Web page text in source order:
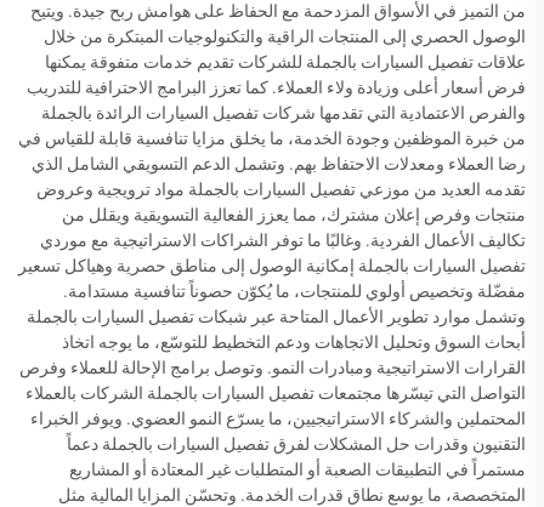
من التميز في الأسواق المزدحمة مع الحفاظ على هوامش ربح جيدة. ويتيح
الوصول الحصري إلى المنتجات الراقية والتكنولوجيات المبتكرة من خلال
علاقات تفصيل السيارات بالجملة للشركات تقديم خدمات متفوقة يمكنها
فرض أسعار أعلى وزيادة ولاء العملاء. كما تعزز البرامج الاحترافية للتدريب
والفرص الاعتمادية التي تقدمها شركات تفصيل السيارات الرائدة بالجملة
من خبرة الموظفين وجودة الخدمة، ما يخلق مزايا تنافسية قابلة للقياس في
رضا العملاء ومعدلات الاحتفاظ بهم. وتشمل الدعم التسويقي الشامل الذي
تقدمه العديد من موزعي تفصيل السيارات بالجملة مواد ترويجية وعروض
منتجات وفرص إعلان مشترك، مما يعزز الفعالية التسويقية ويقلل من
تكاليف الأعمال الفردية. وغالبًا ما توفر الشراكات الاستراتيجية مع موردي
تفصيل السيارات بالجملة إمكانية الوصول إلى مناطق حصرية وهياكل تسعير
مفضّلة وتخصيص أولوي للمنتجات، ما يُكوّن حصوناً تنافسية مستدامة.
وتشمل موارد تطوير الأعمال المتاحة عبر شبكات تفصيل السيارات بالجملة
أبحاث السوق وتحليل الاتجاهات ودعم التخطيط للتوسّع، ما يوجه اتخاذ
القرارات الاستراتيجية ومبادرات النمو. وتوصل برامج الإحالة للعملاء وفرص
التواصل التي تيسّرها مجتمعات تفصيل السيارات بالجملة الشركات بالعملاء
المحتملين والشركاء الاستراتيجيين، ما يسرّع النمو العضوي. ويوفر الخبراء
التقنيون وقدرات حل المشكلات لفرق تفصيل السيارات بالجملة دعماً
مستمراً في التطبيقات الصعبة أو المتطلبات غير المعتادة أو المشاريع
المتخصصة، ما يوسع نطاق قدرات الخدمة. وتحسّن المزايا المالية مثل